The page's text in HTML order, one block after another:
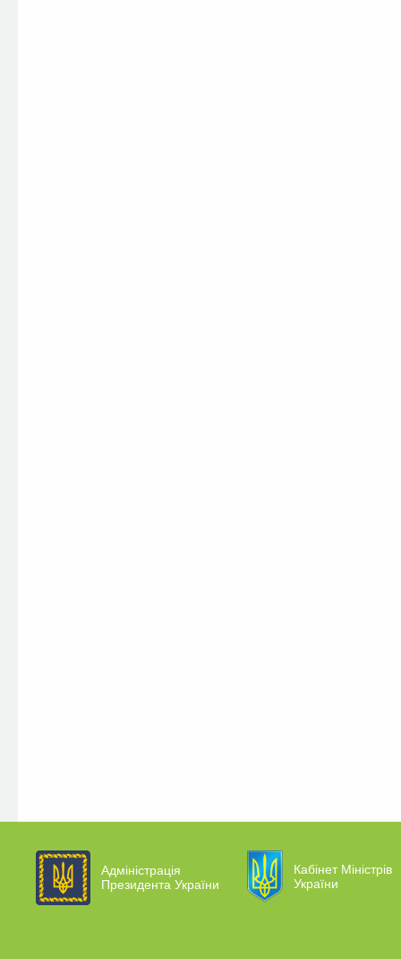
Адміністрація
Президента України
Кабінет Міністрів
України